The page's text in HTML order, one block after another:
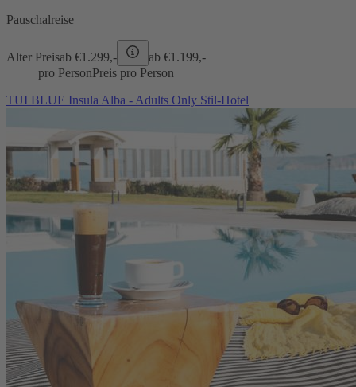
Pauschalreise
Alter Preisab €1.299,- ab €1.199,-
pro PersonPreis pro Person
TUI BLUE Insula Alba - Adults Only Stil-Hotel